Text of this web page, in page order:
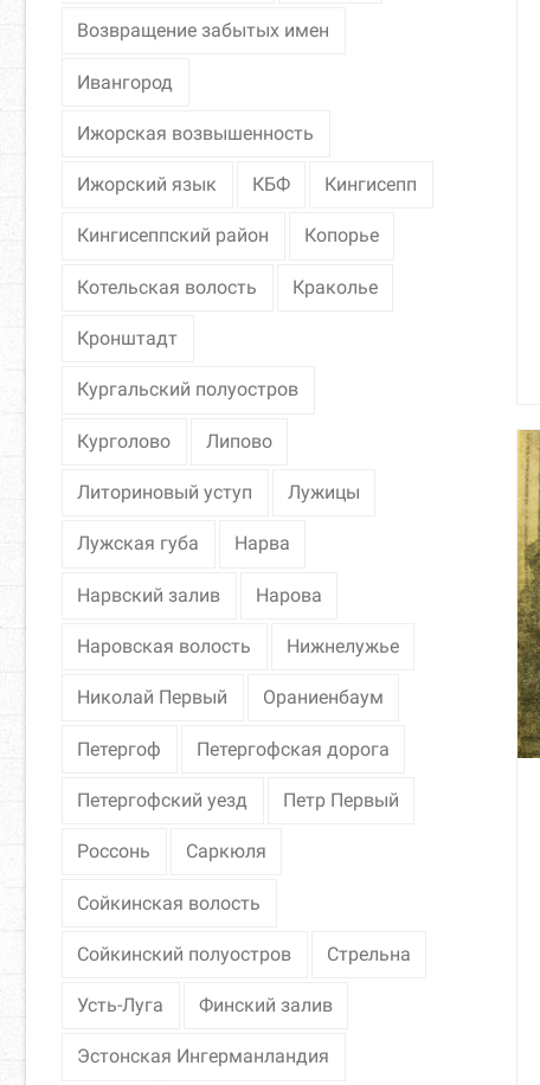
Возвращение забытых имен
Ивангород
Ижорская возвышенность
Ижорский язык КБФ Кингисепп
Кингисеппский район Копорье
Котельская волость Краколье
Кронштадт
Кургальский полуостров
Курголово Липово
Литориновый уступ Лужицы
Лужская губа Нарва
Нарвский залив Нарова
Наровская волость Нижнелужье
Николай Первый Ораниенбаум
Петергоф Петергофская дорога
Петергофский уезд Петр Первый
Россонь Саркюля
Сойкинская волость
Сойкинский полуостров Стрельна
Усть-Луга Финский залив
Эстонская Ингерманландия